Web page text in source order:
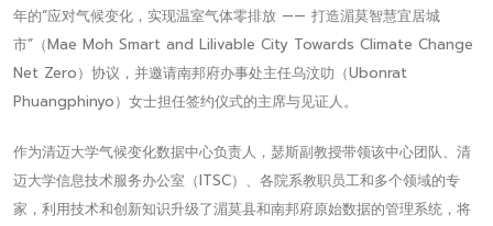
年的“应对气候变化，实现温室气体零排放 —— 打造湄莫智慧宜居城
市”（Mae Moh Smart and Lilivable City Towards Climate Change
Net Zero）协议，并邀请南邦府办事处主任乌汶叻（Ubonrat
Phuangphinyo）女士担任签约仪式的主席与见证人。
作为清迈大学气候变化数据中心负责人，瑟斯副教授带领该中心团队、清
迈大学信息技术服务办公室（ITSC）、各院系教职员工和多个领域的专
家，利用技术和创新知识升级了湄莫县和南邦府原始数据的管理系统，将